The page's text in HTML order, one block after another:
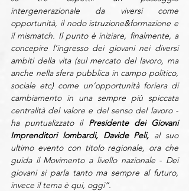
intergenerazionale da viversi come
opportunità, il nodo istruzione&formazione e
il mismatch. Il punto è iniziare, finalmente, a
concepire l’ingresso dei giovani nei diversi
ambiti della vita (sul mercato del lavoro, ma
anche nella sfera pubblica in campo politico,
sociale etc) come un’opportunità foriera di
cambiamento in una sempre più spiccata
centralità del valore e del senso del lavoro -
ha puntualizzato il Presidente dei Giovani
Imprenditori lombardi, Davide Peli, al suo
ultimo evento con titolo regionale, ora che
guida il Movimento a livello nazionale - Dei
giovani si parla tanto ma sempre al futuro,
invece il tema è qui, oggi”.